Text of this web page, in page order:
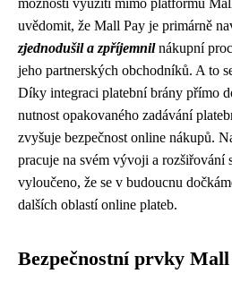
možnosti využití mimo platformu
uvědomit, že Mall Pay je primárně
zjednodušil a zpříjemnilnákupní
jeho partnerských obchodníků. A to
Díky integraci platební brány přímo
nutnost opakovaného zadávání
zvyšuje bezpečnost online nákupů.
pracuje na svém vývoji a rozšiřování
vyloučeno, že se v budoucnu
dalších oblastí online plateb.
Bezpečnostní prvky Mall